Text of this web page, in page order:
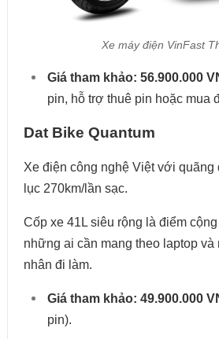
Xe máy điện VinFast
Giá tham khảo: 56.900.000
pin, hỗ trợ thuê pin hoặc mua
Dat Bike Quantum
Xe điện công nghệ Việt với
lục 270km/lần sạc.
Cốp xe 41L siêu rộng là điểm
những ai cần mang theo laptop và
nhân đi làm.
Giá tham khảo: 49.900.000
pin).